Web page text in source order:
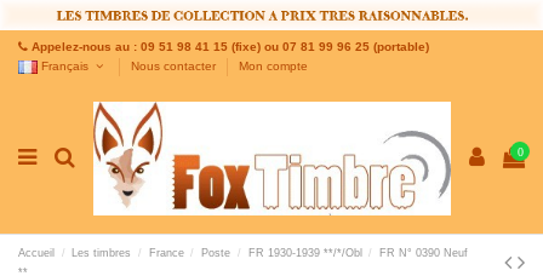
Appelez-nous au : 09 51 98 41 15 (fixe) ou 07 81 99 96 25 (portable)
Français
Nous contacter Mon compte
0
Accueil Les timbres France Poste FR 1930-1939 **/*/Obl
FR N° 0390 Neuf
**